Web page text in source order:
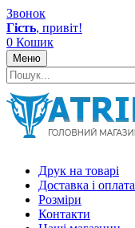
Звонок
Гість, привіт!
0 Кошик
Меню
Друк на товарі
Доставка і оплата
Розміри
Контакти